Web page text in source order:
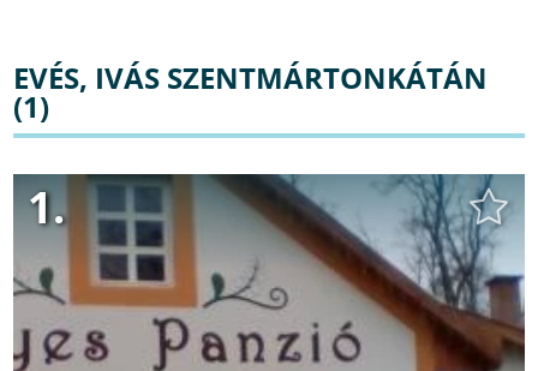
EVÉS, IVÁS SZENTMÁRTONKÁTÁN
(1)
1.